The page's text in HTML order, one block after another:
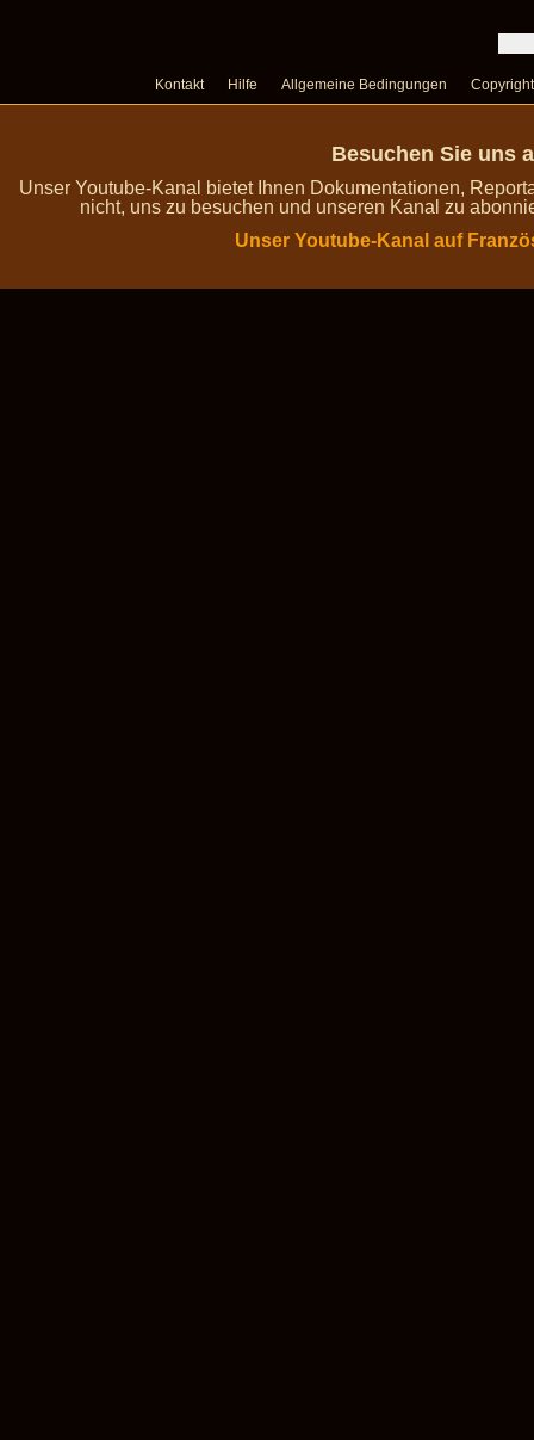
Kontakt Hilfe Allgemeine Bedingungen Copyright
Besuchen Sie uns
Unser Youtube-Kanal bietet Ihnen Dokumentationen,
nicht, uns zu besuchen und unseren Kanal zu
Unser Youtube-Kanal auf